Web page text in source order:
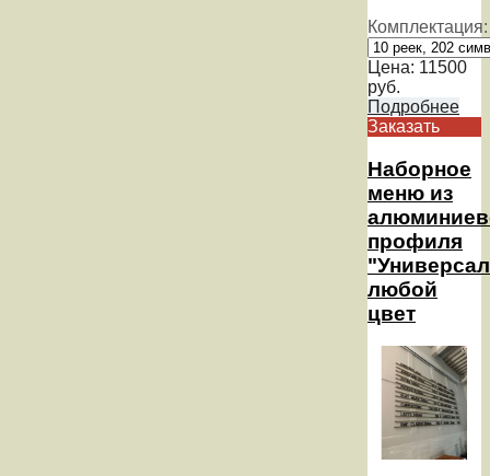
Комплектация:
Цена: 11500
руб.
Подробнее
Заказать
Наборное
меню из
профиля
любой
цвет